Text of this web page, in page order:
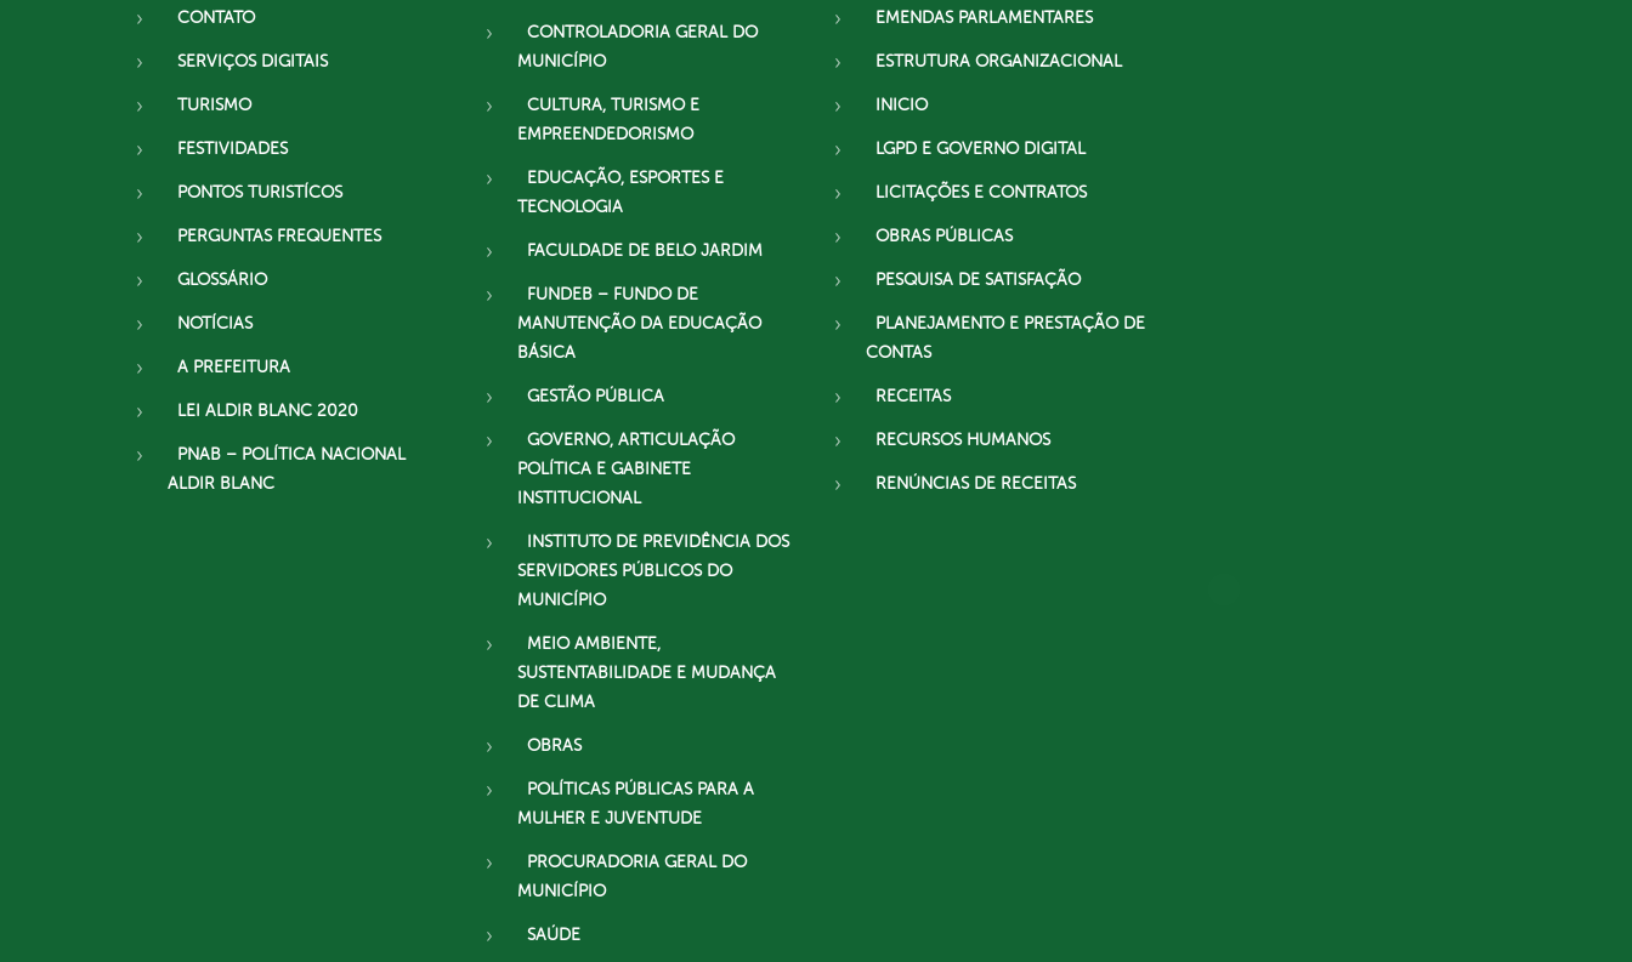
CONTATO
SERVIÇOS DIGITAIS
TURISMO
FESTIVIDADES
PONTOS TURISTÍCOS
PERGUNTAS FREQUENTES
GLOSSÁRIO
NOTÍCIAS
A PREFEITURA
LEI ALDIR BLANC 2020
PNAB – POLÍTICA NACIONAL
ALDIR BLANC
CONTROLADORIA GERAL DO
MUNICÍPIO
CULTURA, TURISMO E
EMPREENDEDORISMO
EDUCAÇÃO, ESPORTES E
TECNOLOGIA
FACULDADE DE BELO JARDIM
FUNDEB – FUNDO DE
MANUTENÇÃO DA EDUCAÇÃO
BÁSICA
GESTÃO PÚBLICA
GOVERNO, ARTICULAÇÃO
POLÍTICA E GABINETE
INSTITUCIONAL
INSTITUTO DE PREVIDÊNCIA DOS
SERVIDORES PÚBLICOS DO
MUNICÍPIO
MEIO AMBIENTE,
SUSTENTABILIDADE E MUDANÇA
DE CLIMA
OBRAS
POLÍTICAS PÚBLICAS PARA A
MULHER E JUVENTUDE
PROCURADORIA GERAL DO
MUNICÍPIO
SAÚDE
EMENDAS PARLAMENTARES
ESTRUTURA ORGANIZACIONAL
INICIO
LGPD E GOVERNO DIGITAL
LICITAÇÕES E CONTRATOS
OBRAS PÚBLICAS
PESQUISA DE SATISFAÇÃO
PLANEJAMENTO E PRESTAÇÃO DE
CONTAS
RECEITAS
RECURSOS HUMANOS
RENÚNCIAS DE RECEITAS